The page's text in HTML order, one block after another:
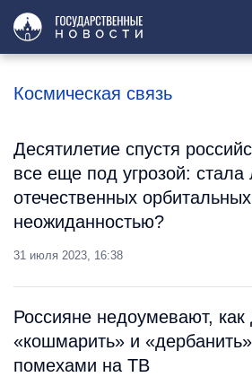
Космическая связь
Десятилетие спустя
все еще под угрозой: стала
отечественных
неожиданностью?
31 июля 2023, 16:38
Россияне недоумевают, как
«кошмарить» и
помехами на ТВ